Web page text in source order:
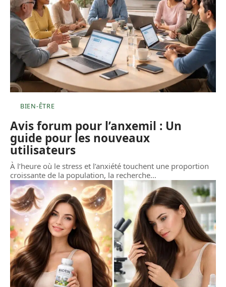
BIEN-ÊTRE
Avis forum pour l’anxemil : Un
guide pour les nouveaux
utilisateurs
À l’heure où le stress et l’anxiété touchent une proportion
croissante de la population, la recherche…